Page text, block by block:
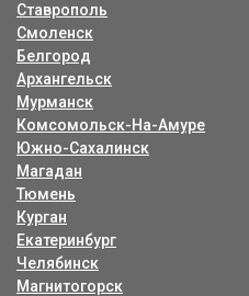
Ставрополь
Смоленск
Белгород
Архангельск
Мурманск
Комсомольск-На-Амуре
Южно-Сахалинск
Магадан
Тюмень
Курган
Екатеринбург
Челябинск
Магнитогорск